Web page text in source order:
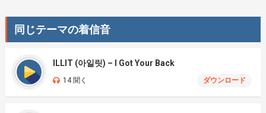
同じテーマの着信音
ILLIT (아일릿) – I Got Your Back
14 聞く ダウンロード